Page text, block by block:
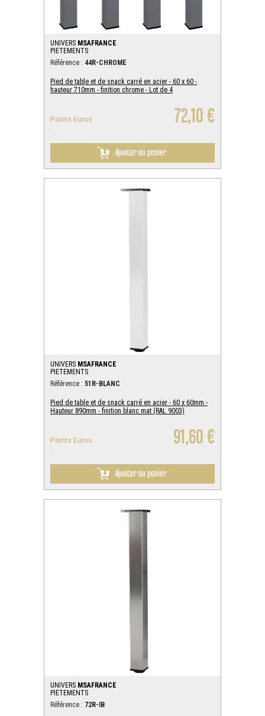
UNIVERS MSAFRANCE
PIETEMENTS
Référence : 44R-CHROME
Pied de table et de snack carré en acier - 60 x 60 -
hauteur 710mm - finition chrome - Lot de 4
Points Euros
:
72,10 €
Ajouter au panier
UNIVERS MSAFRANCE
PIETEMENTS
Référence : 51R-BLANC
Pied de table et de snack carré en acier - 60 x 60mm -
Hauteur 890mm - finition blanc mat (RAL 9003)
Points Euros
:
91,60 €
Ajouter au panier
UNIVERS MSAFRANCE
PIETEMENTS
Référence : 72R-IB